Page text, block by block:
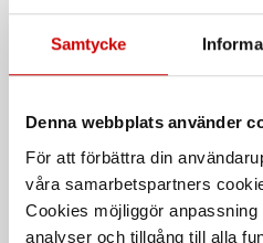
Samtycke
Denna webbplats använder
För att förbättra din
våra samarbetspartners
Cookies möjliggör anpassning
analyser och tillgång till alla
Hantverksshorts X1502
1502 100% bomull